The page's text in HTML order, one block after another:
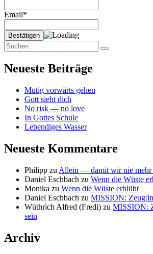
Email*
Suchen
nach:
Suchen
Neueste Beiträge
Mutig vorwärts gehen
Gott sieht dich
No risk — no love
In Gottes Schule
Lebendiges Wasser
Neueste Kommentare
Philipp zu Allein — damit wir nie mehr
Daniel Eschbach zu Wenn die Wüste
Monika zu Wenn die Wüste erblüht
Daniel Eschbach zu MISSION:
Wüthrich Alfred (Fredi) zu MISSION:
sein
Archiv